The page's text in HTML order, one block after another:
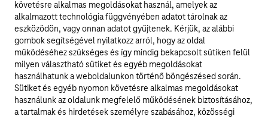
követésre alkalmas megoldásokat használ, amelyek az
alkalmazott technológia függvényében adatot tárolnak az
eszközödön, vagy onnan adatot gyűjtenek. Kérjük, az alábbi
gombok segítségével nyilatkozz arról, hogy az oldal
működéséhez szükséges és így mindig bekapcsolt sütiken felül
milyen választható sütiket és egyéb megoldásokat
használhatunk a weboldalunkon történő böngészésed során.
Sütiket és egyéb nyomon követésre alkalmas megoldásokat
használunk az oldalunk megfelelő működésének biztosításához,
a tartalmak és hirdetések személyre szabásához, közösségi